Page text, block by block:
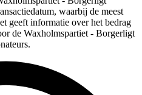
waarbij de meest
geeft informatie over het bedrag
de Waxholmspartiet - Borgerligt